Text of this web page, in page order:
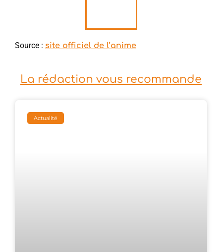
Source : site officiel de l’anime
La rédaction vous recommande
Actualité